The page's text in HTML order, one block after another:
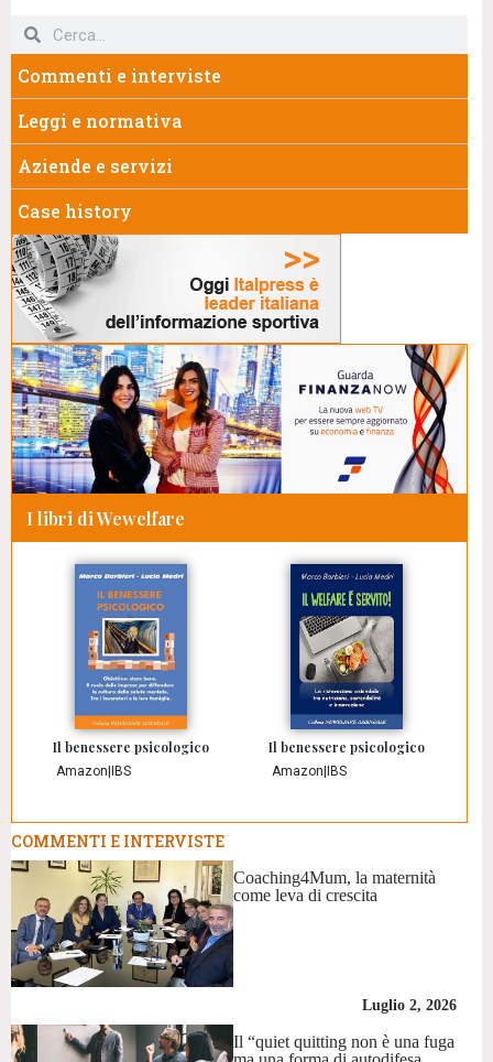
Commenti e interviste
Leggi e normativa
Aziende e servizi
Case history
I libri di Wewelfare
Il benessere psicologico
Amazon|IBS
Il benessere psicologico
Amazon|IBS
COMMENTI E INTERVISTE
Coaching4Mum, la maternità
come leva di crescita
Luglio 2, 2026
Il “quiet quitting non è una fuga